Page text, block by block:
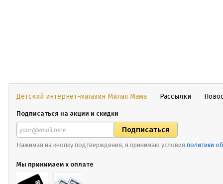
Детский интернет-магазин Милая Мама Рассылки
Подписаться на акции и скидки
Нажимая на кнопку подтверждения, я принимаю условия политики
Мы принимаем к оплате